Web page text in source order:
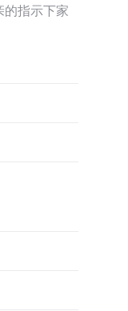
的指示下家